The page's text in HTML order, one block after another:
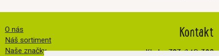
Kontakt
Kbely:727 840 369
O nás
Náš sortiment
Naše značky